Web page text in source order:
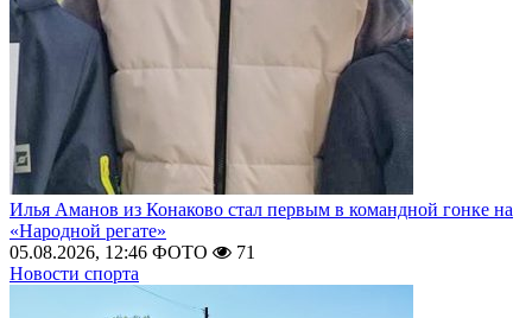
Илья Аманов из Конаково стал первым в командной гонке на
«Народной регате»
05.08.2026, 12:46 ФОТО
71
Новости спорта